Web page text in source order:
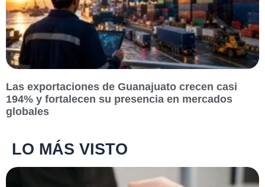
Las exportaciones de Guanajuato crecen casi
194% y fortalecen su presencia en mercados
globales
LO MÁS VISTO